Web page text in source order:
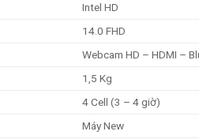
Intel HD
14.0 FHD
Webcam HD – HDMI –
1,5 Kg
4 Cell (3 – 4 giờ)
Máy New